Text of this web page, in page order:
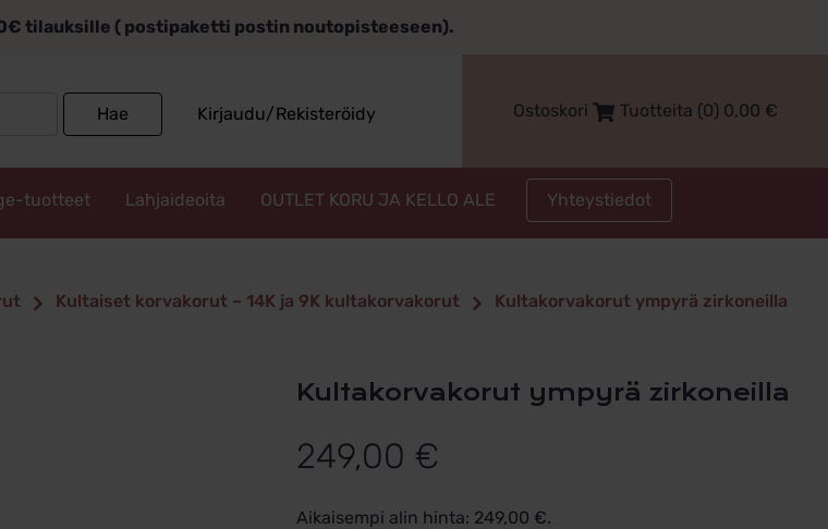
tilauksille ( postipaketti postin noutopisteeseen).
Hae Kirjaudu/Rekisteröidy Ostoskori Tuotteita (0) 0,00 €
tuotteet Lahjaideoita OUTLET KORU JA KELLO ALE Yhteystiedot
Kultaiset korvakorut – 14K ja 9K kultakorvakorut Kultakorvakorut ympyrä zirkoneilla
Kultakorvakorut ympyrä zirkoneilla
249,00 €
Aikaisempi alin hinta: 249,00 €.